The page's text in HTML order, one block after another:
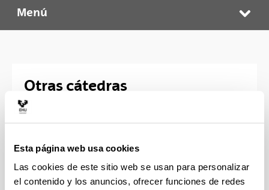
Esta página web usa cookies
Las cookies de este sitio web se usan para personalizar
el contenido y los anuncios, ofrecer funciones de redes
Instituto Vasco de Criminología (IVAC-KREI)
Menú
Otras cátedras
Enlaces a otras Cátedras del Prof. Dr. Dr. h. c.
Cátedra "Antonio Beristain" de Estudios sobre el
Terrorismo y sus Víctimas
Instituto de Derechos Humanos "Bartolomé de